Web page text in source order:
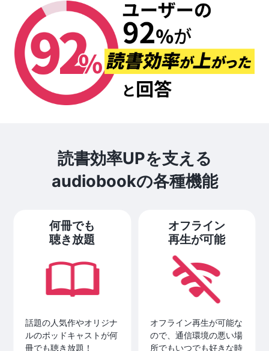
読書効率UPを支える
audiobookの各種機能
何冊でも
聴き放題
話題の人気作やオリジナ
ルのポッドキャストが何
冊でも聴き放題！
オフライン
再生が可能
オフライン再生が可能な
ので、通信環境の悪い場
所でもいつでも好きな時